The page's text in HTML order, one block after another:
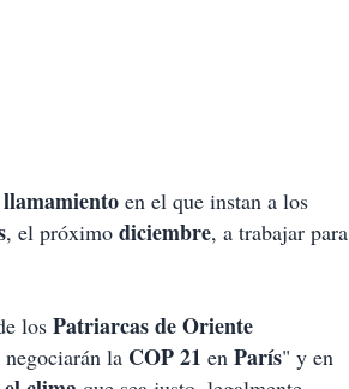
llamamiento en el que instan a los
, el próximo diciembre, a trabajar para
los Patriarcas de Oriente
la COP 21 en París" y en